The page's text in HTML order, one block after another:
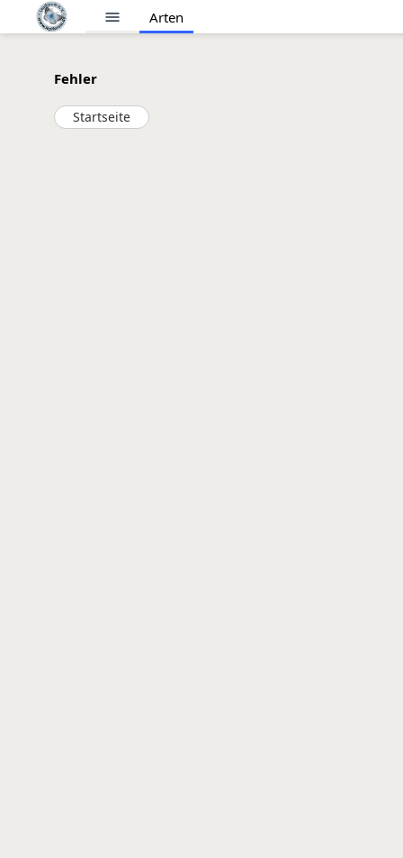
menu Arten
Fehler
Startseite